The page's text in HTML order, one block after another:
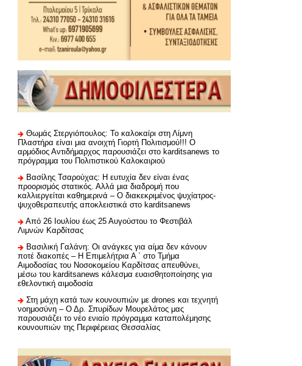
Θωμάς Στεργιόπουλος: Το καλοκαίρι στη Λίμνη
Πλαστήρα είναι μια ανοιχτή Γιορτή Πολιτισμού!!! Ο
αρμόδιος Αντιδήμαρχος παρουσιάζει στο karditsanews το
πρόγραμμα του Πολιτιστικού Καλοκαιριού
Βασίλης Τσαρούχας: Η ευτυχία δεν είναι ένας
προορισμός στατικός. Αλλά μια διαδρομή που
καλλιεργείται καθημερινά – Ο διακεκριμένος ψυχίατρος-
ψυχοθεραπευτής αποκλειστικά στο karditsanews
Από 26 Ιουλίου έως 25 Αυγούστου το Φεστιβάλ
Λιμνών Καρδίτσας
Βασιλική Γαλάνη: Οι ανάγκες για αίμα δεν κάνουν
ποτέ διακοπές – Η Επιμελήτρια Α ΄ στο Τμήμα
Αιμοδοσίας του Νοσοκομείου Καρδίτσας απευθύνει,
μέσω του karditsanews κάλεσμα ευαισθητοποίησης για
εθελοντική αιμοδοσία
Στη μάχη κατά των κουνουπιών με drones και τεχνητή
νοημοσύνη – Ο Δρ. Σπυρίδων Μουρελάτος μας
παρουσιάζει το νέο ενιαίο πρόγραμμα καταπολέμησης
κουνουπιών της Περιφέρειας Θεσσαλίας